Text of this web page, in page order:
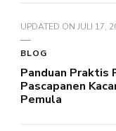
UPDATED ON JULI 17,
BLOG
Panduan Praktis
Pascapanen
Pemula